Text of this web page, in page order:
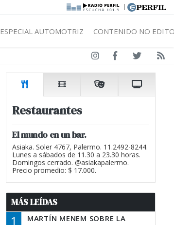
|
ESPECIAL AUTOMOTRIZ CONTENIDO NO
Restaurantes
El mundo en un bar.
Asiaka. Soler 4767, Palermo. 11.2492-8244.
Lunes a sábados de 11.30 a 23.30 horas.
Domingos cerrado. @asiakapalermo.
Precio promedio: $ 17.000.
MÁS LEÍDAS
1
MARTÍN MENEM SOBRE LA